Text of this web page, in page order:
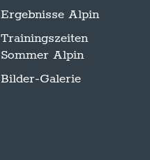
Ergebnisse Alpin
Trainingszeiten
Sommer Alpin
Bilder-Galerie